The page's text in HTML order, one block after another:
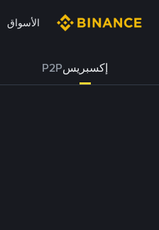
الأسواق
إكسبريسP2P